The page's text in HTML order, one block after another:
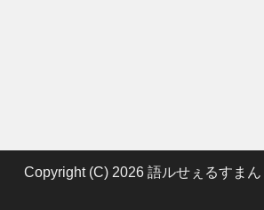
Copyright (C) 2026 語ルせぇるすまん